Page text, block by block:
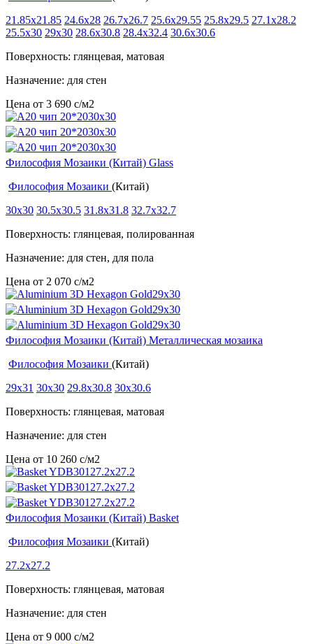
21.85x21.85 24.6x28 26.7x26.7 25.6x29.55 25.8x29.5 27.1x28.2
25.5x30 29x30 28.6x30.8 28.4x32.4 30.6x30.6
Поверхность: глянцевая, матовая
Назначение: для стен
Цена от 3 690 c/м2
Философия Мозаики (Китай) Glass
Философия Мозаики (Китай)
30x30 30.5x30.5 31.8x31.8 32.7x32.7
Поверхность: глянцевая, полированная
Назначение: для стен, для пола
Цена от 2 070 c/м2
Философия Мозаики (Китай) Металлическая мозаика
Философия Мозаики (Китай)
29x31 30x30 29.8x30.8 30x30.6
Поверхность: глянцевая, матовая
Назначение: для стен
Цена от 10 260 c/м2
Философия Мозаики (Китай) Basket
Философия Мозаики (Китай)
27.2x27.2
Поверхность: глянцевая, матовая
Назначение: для стен
Цена от 9 000 c/м2